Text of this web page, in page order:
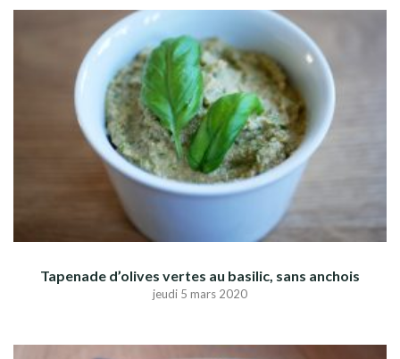
Tapenade d’olives vertes au basilic, sans anchois
jeudi 5 mars 2020